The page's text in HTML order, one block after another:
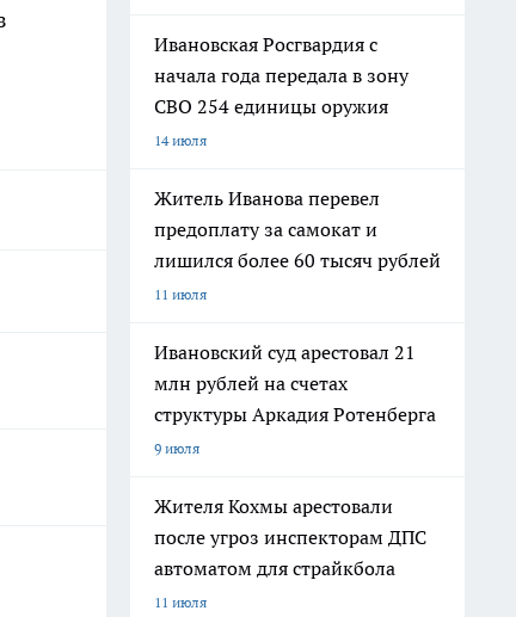
Ивановская Росгвардия с
начала года передала в зону
СВО 254 единицы оружия
14 июля
Житель Иванова перевел
предоплату за самокат и
лишился более 60 тысяч рублей
11 июля
Ивановский суд арестовал 21
млн рублей на счетах
структуры Аркадия Ротенберга
9 июля
Жителя Кохмы арестовали
после угроз инспекторам ДПС
автоматом для страйкбола
11 июля